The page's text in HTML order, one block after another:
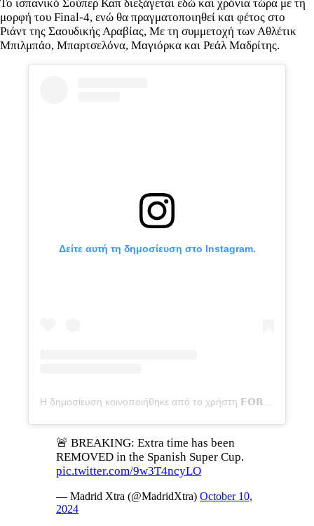
Το ισπανικό Σούπερ Καπ διεξάγεται εδώ και χρόνια τώρα με τη
μορφή του Final-4, ενώ θα πραγματοποιηθεί και φέτος στο
Ριάντ της Σαουδικής Αραβίας, Με τη συμμετοχή των Αθλέτικ
Μπιλμπάο, Μπαρτσελόνα, Μαγιόρκα και Ρεάλ Μαδρίτης.
Δείτε αυτή τη δημοσίευση στο Instagram.
🚨 BREAKING: Extra time has been
REMOVED in the Spanish Super Cup.
pic.twitter.com/9w3T4ncyLO
— Madrid Xtra (@MadridXtra) October 10,
2024